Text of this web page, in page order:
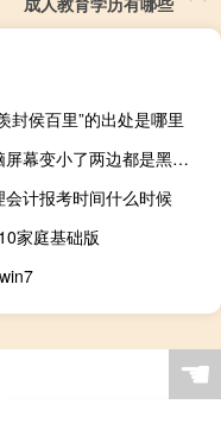
封侯百里”的出处是哪里
电脑屏幕变小了两边都是黑屏win10
会计报考时间什么时候
家庭基础版
☚